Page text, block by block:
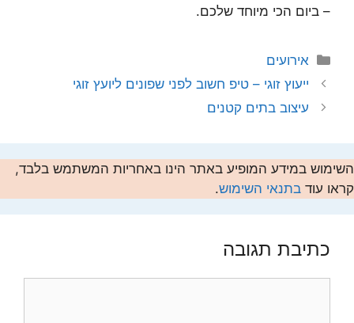
– ביום הכי מיוחד שלכם.
קטגוריות
אירועים
ייעוץ זוגי – טיפ חשוב לפני שפונים ליועץ זוגי
עיצוב בתים קטנים
השימוש במידע המופיע באתר הינו באחריות המשתמש בלבד,
קראו עוד בתנאי השימוש.
כתיבת תגובה